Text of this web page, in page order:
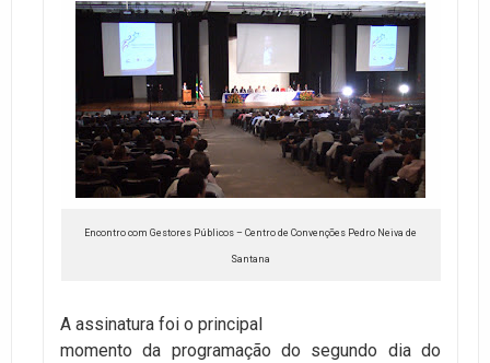
Encontro com Gestores Públicos –Centro de Convenções Pedro Neiva de
Santana
A assinatura foi o principal
momento da programação do segundo dia do